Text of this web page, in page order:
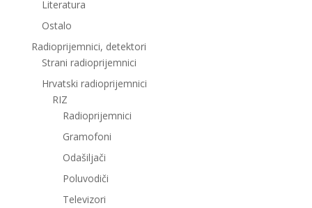
Literatura
Ostalo
Radioprijemnici, detektori
Strani radioprijemnici
Hrvatski radioprijemnici
RIZ
Radioprijemnici
Gramofoni
Odašiljači
Poluvodiči
Televizori